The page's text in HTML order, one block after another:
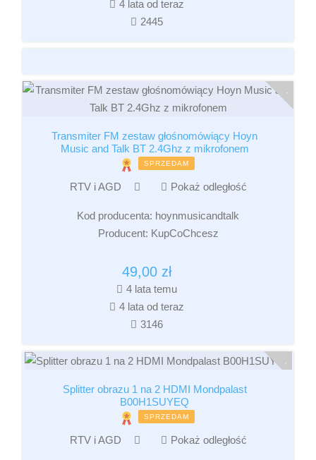
4 lata od teraz
2445
Transmiter FM zestaw głośnomówiący Hoyn
Music and Talk BT 2.4Ghz z mikrofonem
SPRZEDAM
RTV i AGD Pokaż odległość
Kod producenta: hoynmusicandtalk
Producent: KupCoChcesz
49,00 zł
4 lata temu
4 lata od teraz
3146
Splitter obrazu 1 na 2 HDMI Mondpalast
B00H1SUYEQ
SPRZEDAM
RTV i AGD Pokaż odległość